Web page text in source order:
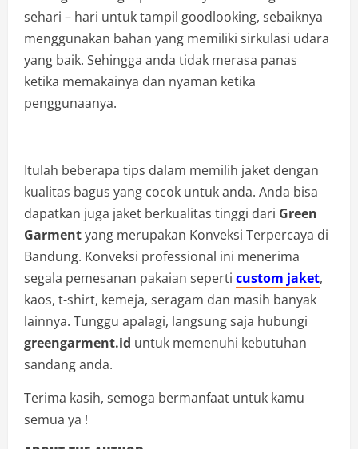
sehari – hari untuk tampil goodlooking, sebaiknya
menggunakan bahan yang memiliki sirkulasi udara
yang baik. Sehingga anda tidak merasa panas
ketika memakainya dan nyaman ketika
penggunaanya.
Itulah beberapa tips dalam memilih jaket dengan
kualitas bagus yang cocok untuk anda. Anda bisa
dapatkan juga jaket berkualitas tinggi dari Green
Garmentyang merupakan Konveksi Terpercaya di
Bandung. Konveksi professional ini menerima
segala pemesanan pakaian seperti custom jaket,
kaos, t-shirt, kemeja, seragam dan masih banyak
lainnya. Tunggu apalagi, langsung saja hubungi
greengarment.id untuk memenuhi kebutuhan
sandang anda.
Terima kasih, semoga bermanfaat untuk kamu
semua ya !